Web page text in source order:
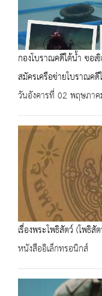
กองโบราณคดีใต้น้ำ ขอเ
สมัครเครือข่ายโบราณคดี
วันอังคารที่ 02 พฤษภา
เรื่องพระโพธิสัตว์ (โพธิ
หนังสืออิเล็กทรอนิกส์